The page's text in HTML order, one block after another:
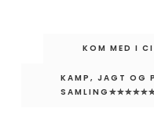
KOM MED I
KAMP, JAGT OG